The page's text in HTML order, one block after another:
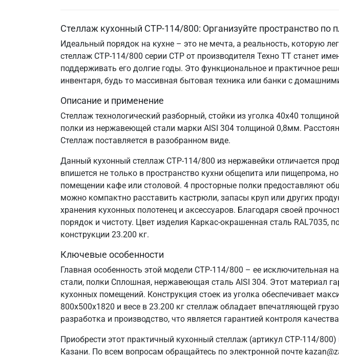
Стеллаж кухонный СТР-114/800: Организуйте пространство по
Идеальный порядок на кухне – это не мечта, а реальность, которую
стеллаж СТР-114/800 серии СТР от производителя Техно ТТ станет
поддерживать его долгие годы. Это функциональное и практичное
инвентаря, будь то массивная бытовая техника или банки с
Описание и применение
Стеллаж технологический разборный, стойки из уголка 40х40
полки из нержавеющей стали марки AISI 304 толщиной 0,8мм.
Стеллаж поставляется в разобранном виде.
Данный кухонный стеллаж СТР-114/800 из нержавейки отличается
впишется не только в пространство кухни общепита или пищепрома,
помещении кафе или столовой. 4 просторные полки предоставляют
можно компактно расставить кастрюли, запасы круп или других
хранения кухонных полотенец и аксессуаров. Благодаря своей
порядок и чистоту. Цвет изделия Каркас-окрашенная сталь RAL7035,
конструкции 23.200 кг.
Ключевые особенности
Главная особенность этой модели СТР-114/800 – ее исключительная
стали, полки Сплошная, нержавеющая сталь AISI 304. Этот материал
кухонных помещений. Конструкция стоек из уголка обеспечивает
800х500х1820 и весе в 23.200 кг стеллаж обладает впечатляющей
разработка и производство, что является гарантией контроля
Приобрести этот практичный кухонный стеллаж (артикул СТР-114/
Казани. По всем вопросам обращайтесь по электронной почте